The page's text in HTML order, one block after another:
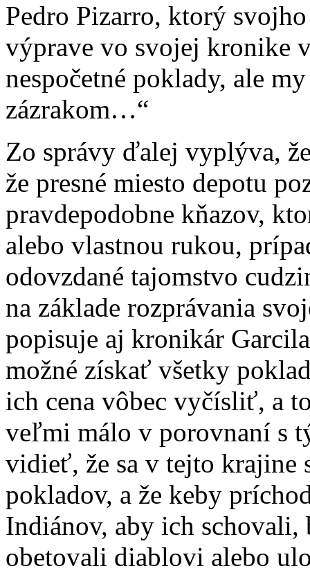
Pedro Pizarro, ktorý
výprave vo svojej kronike
nespočetné poklady, ale
zázrakom…“
Zo správy ďalej vyplýva,
že presné miesto depotu
pravdepodobne kňazov,
alebo vlastnou rukou,
odovzdané tajomstvo
na základe rozprávania
popisuje aj kronikár
možné získať všetky
ich cena vôbec vyčísliť, a
veľmi málo v porovnaní s
vidieť, že sa v tejto krajine
pokladov, a že keby
Indiánov, aby ich
obetovali diablovi alebo